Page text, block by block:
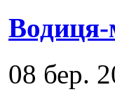
Водиця-
08 бер.